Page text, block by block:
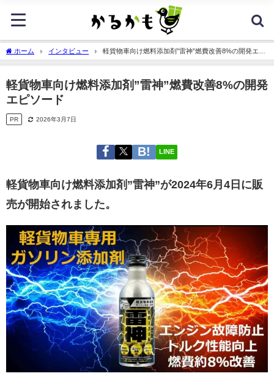
ホーム インタビュー
軽貨物車向け燃料添加剤”雷神”燃費改善8%の開発エピ
ソード
軽貨物車向け燃料添加剤”雷神”燃費改善8%の開発
エピソード
PR 2026年3月7日
LINE
軽貨物車向け燃料添加剤”雷神”が2024年6月4日に販
売が開始されました。